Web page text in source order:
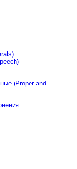
(Proper and